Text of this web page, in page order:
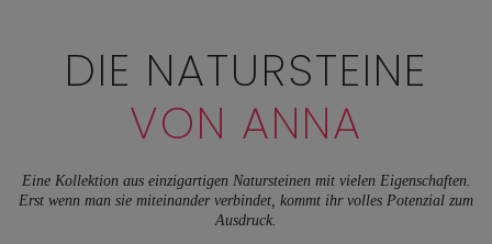
DIE NATURSTEINE
VON ANNA
Eine Kollektion aus einzigartigen Natursteinen mit vielen Eigenschaften.
Erst wenn man sie miteinander verbindet, kommt ihr volles Potenzial zum
Ausdruck.